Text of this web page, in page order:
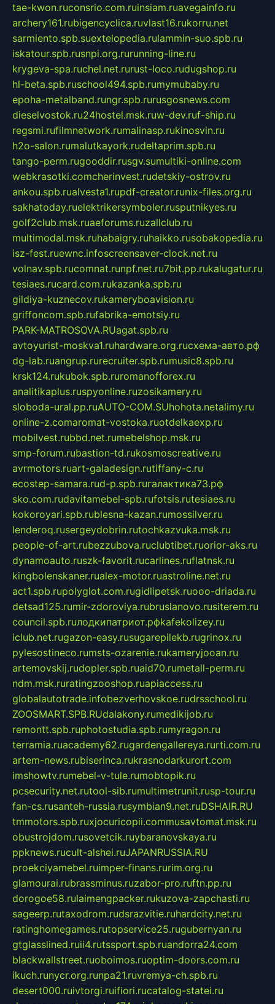
tae-kwon.ruconsrio.com.ruinsiam.ruavegainfo.ru
archery161.rubigencyclica.ruvlast16.rukorru.net
sarmiento.spb.suextelopedia.rulammin-suo.spb.ru
iskatour.spb.rusnpi.org.rurunning-line.ru
krygeva-spa.ruchel.net.rurust-loco.rudugshop.ru
hl-beta.spb.ruschool494.spb.rumymubaby.ru
epoha-metalband.rungr.spb.rurusgosnews.com
dieselvostok.ru24hostel.msk.ruw-dev.ruf-ship.ru
regsmi.rufilmnetwork.rumalinasp.rukinosvin.ru
h2o-salon.rumalutkayork.rudeltaprim.spb.ru
tango-perm.rugooddir.rusgv.sumultiki-online.com
webkrasotki.comcherinvest.rudetskiy-ostrov.ru
ankou.spb.rualvesta1.rupdf-creator.runix-files.org.ru
sakhatoday.ruelektrikersymboler.rusputnikyes.ru
golf2club.msk.ruaeforums.ruzallclub.ru
multimodal.msk.ruhabaigry.ruhaikko.rusobakopedia.ru
isz-fest.ruewnc.infoscreensaver-clock.net.ru
volnav.spb.rucomnat.runpf.net.ru7bit.pp.rukalugatur.ru
tesiaes.rucard.com.rukazanka.spb.ru
gildiya-kuznecov.rukameryboavision.ru
griffoncom.spb.rufabrika-emotsiy.ru
PARK-MATROSOVA.RUagat.spb.ru
avtoyurist-moskva1.ruhardware.org.ruсхема-авто.рф
dg-lab.ruangrup.rurecruiter.spb.rumusic8.spb.ru
krsk124.rukubok.spb.ruromanofforex.ru
analitikaplus.ruspyonline.ruzosikamery.ru
sloboda-ural.pp.ruAUTO-COM.SUhohota.netalimy.ru
online-z.comaromat-vostoka.ruotdelkaexp.ru
mobilvest.rubbd.net.rumebelshop.msk.ru
smp-forum.rubastion-td.rukosmoscreative.ru
avrmotors.ruart-galadesign.rutiffany-c.ru
ecostep-samara.rud-p.spb.ruгалактика73.рф
sko.com.rudavitamebel-spb.rufotsis.rutesiaes.ru
kokoroyari.spb.rublesna-kazan.rumossilver.ru
lenderoq.rusergeydobrin.rutochkazvuka.msk.ru
people-of-art.rubezzubova.ruclubtibet.ruorior-aks.ru
dynamoauto.ruszk-favorit.rucarlines.ruflatnsk.ru
kingbolenskaner.rualex-motor.ruastroline.net.ru
act1.spb.rupolyglot.com.rugidlipetsk.ruooo-driada.ru
detsad125.rumir-zdoroviya.rubruslanovo.rusiterem.ru
council.spb.ruлодкипатриот.рфkafekolizey.ru
iclub.net.rugazon-easy.rusugarepilekb.rugrinox.ru
pylesostineco.rumsts-ozarenie.rukameryjooan.ru
artemovskij.rudopler.spb.ruaid70.rumetall-perm.ru
ndm.msk.ruratingzooshop.ruapiaccess.ru
globalautotrade.infobezverhovskoe.rudrsschool.ru
ZOOSMART.SPB.RUdalakony.rumedikijob.ru
remontt.spb.ruphotostudia.spb.rumyragon.ru
terramia.ruacademy62.rugardengallereya.rurti.com.ru
artem-news.rubiserinca.rukrasnodarkurort.com
imshowtv.rumebel-v-tule.rumobtopik.ru
pcsecurity.net.rutool-sib.rumultimetrunit.rusp-tour.ru
fan-cs.rusanteh-russia.rusymbian9.net.ruDSHAIR.RU
tmmotors.spb.ruxjocuricopii.commusavtomat.msk.ru
obustrojdom.rusovetcik.ruybaranovskaya.ru
ppknews.rucult-alshei.ruJAPANRUSSIA.RU
proekciyamebel.ruimper-finans.rurim.org.ru
glamourai.rubrassminus.ruzabor-pro.ruftn.pp.ru
dorogoe58.rulaimengpacker.rukuzova-zapchasti.ru
sageerp.rutaxodrom.rudsrazvitie.ruhardcity.net.ru
ratinghomegames.rutopservice25.rugubernyan.ru
gtglasslined.ruii4.rutssport.spb.ruandorra24.com
blackwallstreet.ruoboimos.ruoptim-doors.com.ru
ikuch.runycr.org.runpa21.ruvremya-ch.spb.ru
desert000.ruivtorgi.ruifiori.rucatalog-statei.ru